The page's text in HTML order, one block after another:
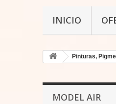
INICIO
Pinturas,
MODEL AIR